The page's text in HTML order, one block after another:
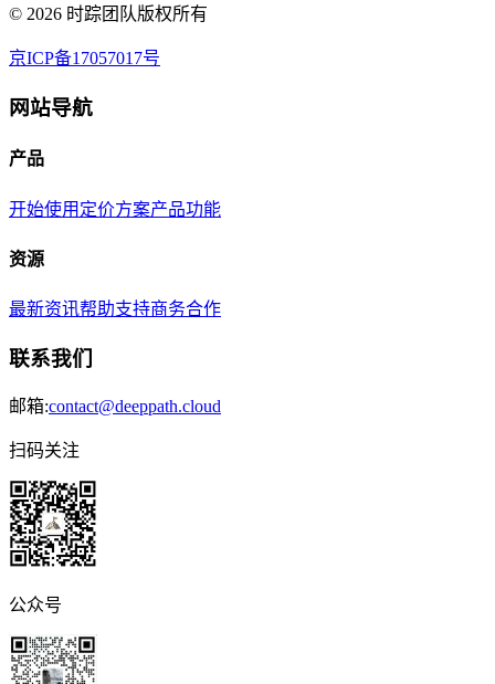
© 2026 时踪团队版权所有
京ICP备17057017号
网站导航
产品
开始使用 定价方案产品功能
资源
最新资讯帮助支持商务合作
联系我们
邮箱:contact@deeppath.cloud
扫码关注
公众号